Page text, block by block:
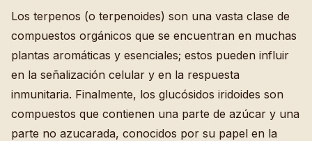
Los terpenos (o terpenoides) son una vasta clase de
compuestos orgánicos que se encuentran en muchas
plantas aromáticas y esenciales; estos pueden influir
en la señalización celular y en la respuesta
inmunitaria. Finalmente, los glucósidos iridoides son
compuestos que contienen una parte de azúcar y una
parte no azucarada, conocidos por su papel en la